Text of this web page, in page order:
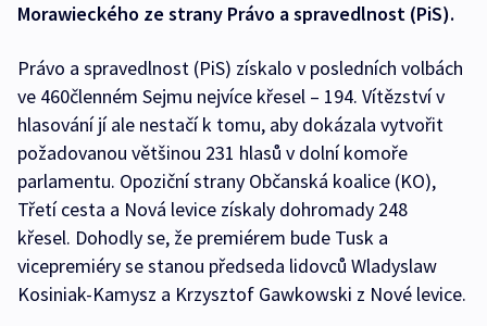
Morawieckého ze strany Právo a spravedlnost (PiS).
Právo a spravedlnost (PiS) získalo v posledních volbách
ve 460členném Sejmu nejvíce křesel – 194. Vítězství v
hlasování jí ale nestačí k tomu, aby dokázala vytvořit
požadovanou většinou 231 hlasů v dolní komoře
parlamentu. Opoziční strany Občanská koalice (KO),
Třetí cesta a Nová levice získaly dohromady 248
křesel. Dohodly se, že premiérem bude Tusk a
vicepremiéry se stanou předseda lidovců Wladyslaw
Kosiniak-Kamysz a Krzysztof Gawkowski z Nové levice.